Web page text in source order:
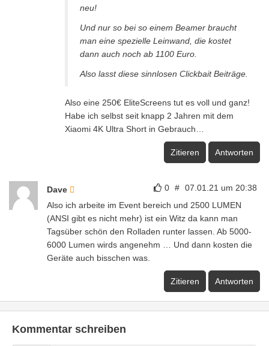
neu!
Und nur so bei so einem Beamer braucht
man eine spezielle Leinwand, die kostet
dann auch noch ab 1100 Euro.
Also lasst diese sinnlosen Clickbait Beiträge.
Also eine 250€ EliteScreens tut es voll und ganz!
Habe ich selbst seit knapp 2 Jahren mit dem
Xiaomi 4K Ultra Short in Gebrauch…
Zitieren Antworten
0 # 07.01.21 um 20:38
Dave
Also ich arbeite im Event bereich und 2500 LUMEN
(ANSI gibt es nicht mehr) ist ein Witz da kann man
Tagsüber schön den Rolladen runter lassen. Ab 5000-
6000 Lumen wirds angenehm … Und dann kosten die
Geräte auch bisschen was.
Zitieren Antworten
Kommentar schreiben